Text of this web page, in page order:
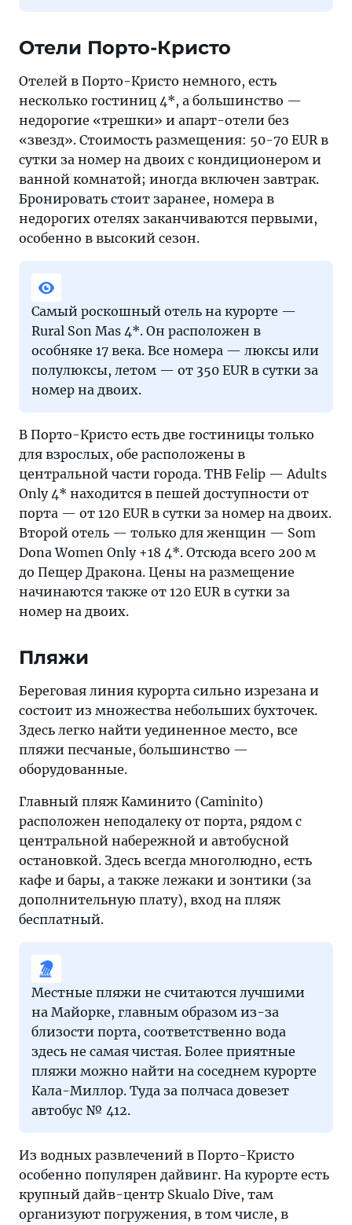
Отели Порто-Кристо
Отелей в Порто-Кристо немного, есть
несколько гостиниц 4*, а большинство —
недорогие «трешки» и апарт-отели без
«звезд». Стоимость размещения: 50-70 EUR в
сутки за номер на двоих с кондиционером и
ванной комнатой; иногда включен завтрак.
Бронировать стоит заранее, номера в
недорогих отелях заканчиваются первыми,
особенно в высокий сезон.
Самый роскошный отель на курорте —
Rural Son Mas 4*. Он расположен в
особняке 17 века. Все номера — люксы или
полулюксы, летом — от 350 EUR в сутки за
номер на двоих.
В Порто-Кристо есть две гостиницы только
для взрослых, обе расположены в
центральной части города. THB Felip — Adults
Only 4* находится в пешей доступности от
порта — от 120 EUR в сутки за номер на двоих.
Второй отель — только для женщин — Som
Dona Women Only +18 4*. Отсюда всего 200 м
до Пещер Дракона. Цены на размещение
начинаются также от 120 EUR в сутки за
номер на двоих.
Пляжи
Береговая линия курорта сильно изрезана и
состоит из множества небольших бухточек.
Здесь легко найти уединенное место, все
пляжи песчаные, большинство —
оборудованные.
Главный пляж Каминито (Caminito)
расположен неподалеку от порта, рядом с
центральной набережной и автобусной
остановкой. Здесь всегда многолюдно, есть
кафе и бары, а также лежаки и зонтики (за
дополнительную плату), вход на пляж
бесплатный.
Местные пляжи не считаются лучшими
на Майорке, главным образом из-за
близости порта, соответственно вода
здесь не самая чистая. Более приятные
пляжи можно найти на соседнем курорте
Кала-Миллор. Туда за полчаса довезет
автобус № 412.
Из водных развлечений в Порто-Кристо
особенно популярен дайвинг. На курорте есть
крупный дайв-центр Skualo Dive, там
организуют погружения, в том числе, в